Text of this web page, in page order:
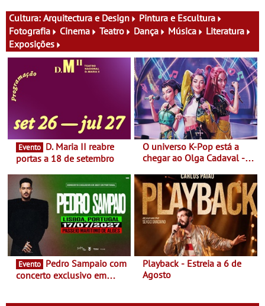
atividades para toda a
família e muito mais
Festas decorrem entre 8 e
16 de agosto
Cultura: Arquitectura e Design
Pintura e Escultura
Fotografia
Cinema Teatro Dança Música
Literatura
Exposições
Evento
portas a 18 de setembro
O universo K-Pop está a
chegar ao Olga Cadaval - A
Evento
concerto exclusivo em
Playback - Estreia a 6 de
Agosto